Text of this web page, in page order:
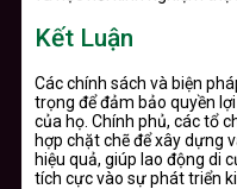
Kết Luận
Các chính sách và biện
trọng để đảm bảo quyền
của họ. Chính phủ, các tổ
hợp chặt chẽ để xây dựng
hiệu quả, giúp lao động di
tích cực vào sự phát triển